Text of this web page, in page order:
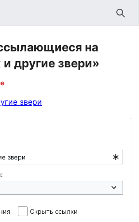
на
другие звери»
звери
Скрыть ссылки